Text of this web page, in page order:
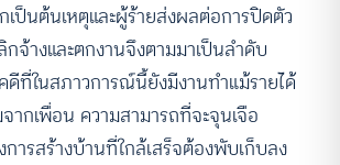
เป็นต้นเหตุและผู้ร้ายส่งผลต่อการปิดตัว
กจ้างและตกงานจึงตามมาเป็นลำดับ
ดีที่ในสภาวการณ์นี้ยังมีงานทำแม้รายได้
กเพื่อน ความสามารถที่จะจุนเจือ
การสร้างบ้านที่ใกล้เสร็จต้องพับเก็บลง